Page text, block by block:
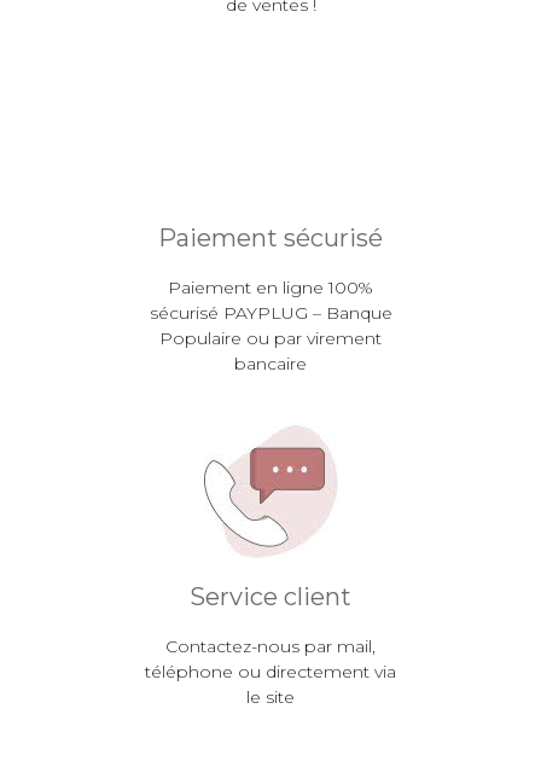
de ventes !
Paiement sécurisé
Paiement en ligne 100%
sécurisé PAYPLUG – Banque
Populaire ou par virement
bancaire
Service client
Contactez-nous par mail,
téléphone ou directement via
le site